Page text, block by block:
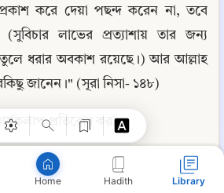
Home Hadith Library
করে দেয়া পছন্দ করেন না, তবে
(সুবিচার লাভের প্রত্যাশায় তার জন্য
ধরার অবকাশ রয়েছে।) আর আল্লাহ
জানেন।" (সূরা নিসা- ১৪৮)
প্রতিরোধ করা:
প্রতিরোধ এবং গুনাহের কাজের সুযোগ
পাওয়ার উদ্দেশ্যে পরস্পর আলোচনা